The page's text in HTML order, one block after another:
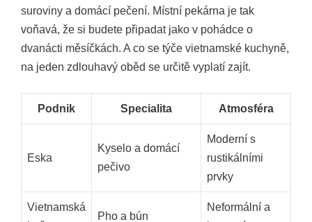
suroviny a domácí pečení. Místní pekárna je tak
voňavá, že si budete připadat jako v pohádce o
dvanácti měsíčkách. A co se týče vietnamské kuchyně,
na jeden zdlouhavý oběd se určitě vyplatí zajít.
Podnik Specialita Atmosféra
Eska
Kyselo a domácí
pečivo
Moderní s
rustikálními
prvky
Vietnamská
Pho a bún
Neformální a